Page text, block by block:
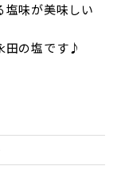
塩味が美味しい
田の塩です♪